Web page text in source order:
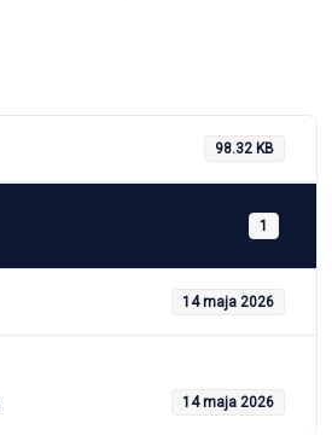
98.32 KB
1
14 maja 2026
14 maja 2026